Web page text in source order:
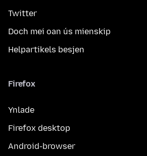
Twitter
Doch mei oan ús mienskip
Helpartikels besjen
Firefox
Ynlade
Firefox desktop
Android-browser